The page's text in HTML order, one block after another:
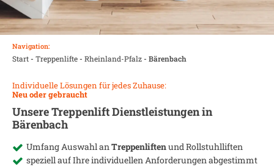
Navigation:
Start- Treppenlifte- Rheinland-Pfalz- Bärenbach
Individuelle Lösungen für jedes Zuhause:
Neu oder gebraucht
Unsere Treppenlift Dienstleistungen in
Bärenbach
Umfang Auswahl anTreppenliftenund Rollstuhlliften
speziell auf Ihre individuellen Anforderungen abgestimmt